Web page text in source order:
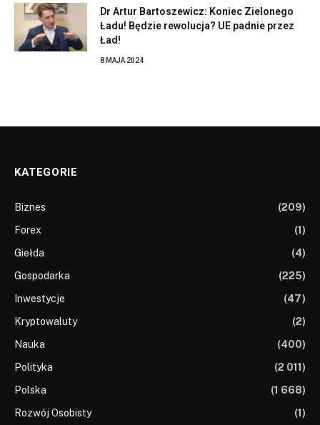
Dr Artur Bartoszewicz: Koniec Zielonego
Ładu! Będzie rewolucja? UE padnie przez
Ład!
8 MAJA 2024
KATEGORIE
Biznes
(209)
Forex
(1)
Giełda
(4)
Gospodarka
(225)
Inwestycje
(47)
Kryptowaluty
(2)
Nauka
(400)
Polityka
(2 011)
Polska
(1 668)
Rozwój Osobisty
(1)